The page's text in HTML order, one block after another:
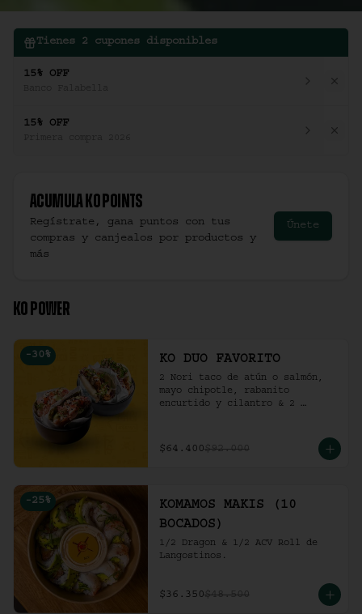
Tienes 2 cupones disponibles
15% OFF
15% OFF
Primera compra 2026
Acumula Ko Points
Regístrate, gana puntos con tus
compras y canjealos por productos y
más
Únete
KO POWER
-30 % KO DUO FAVORITO
2 Nori taco de atún o salmón,
mayo chipotle, rabanito
encurtido y cilantro & 2
picante en bao buns.
$64.400$92.000
-25 %
KOMAMOS MAKIS (10
BOCADOS)
1/2 Dragon & 1/2 ACV Roll de
Langostinos.
$36.350$48.500